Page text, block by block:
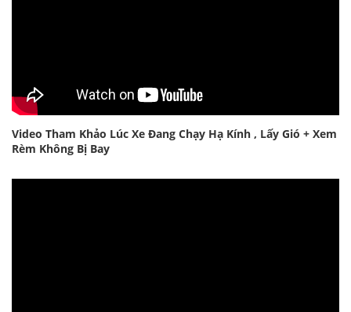
Video Tham Khảo Lúc Xe Đang Chạy Hạ Kính , Lấy Gió + Xem
Rèm Không Bị Bay